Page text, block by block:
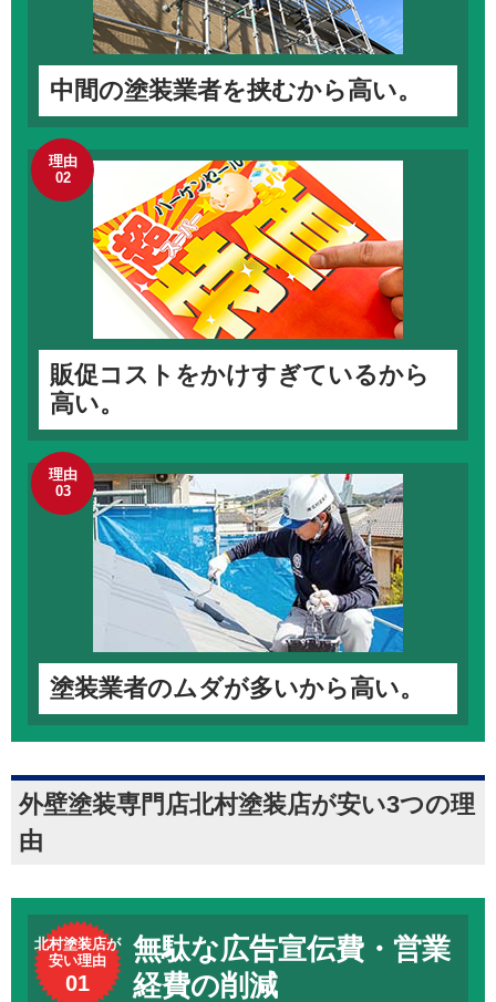
中間の塗装業者を挟むから高い。
理由
02
販促コストをかけすぎているから
高い。
理由
03
塗装業者のムダが多いから高い。
外壁塗装専門店北村塗装店が安い3つの理
由
北村塗装店が
安い理由
01
無駄な広告宣伝費・営業
経費の削減